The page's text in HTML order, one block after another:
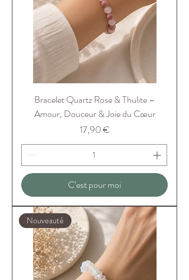
Bracelet Quartz Rose & Thulite –
Amour, Douceur & Joie du Cœur
Prix
17,90 €
C’est pour moi
Nouveauté